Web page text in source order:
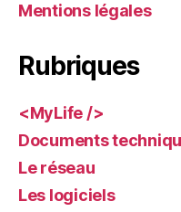
Mentions légales
Rubriques
<MyLife />
Documents
Le réseau
Les logiciels